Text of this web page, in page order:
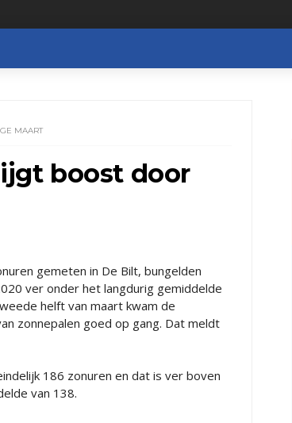
MAART
boost door
gemeten in De Bilt, bungelden
ver onder het langdurig gemiddelde
helft van maart kwam de
zonnepalen goed op gang. Dat meldt
186 zonuren en dat is ver boven
van 138.